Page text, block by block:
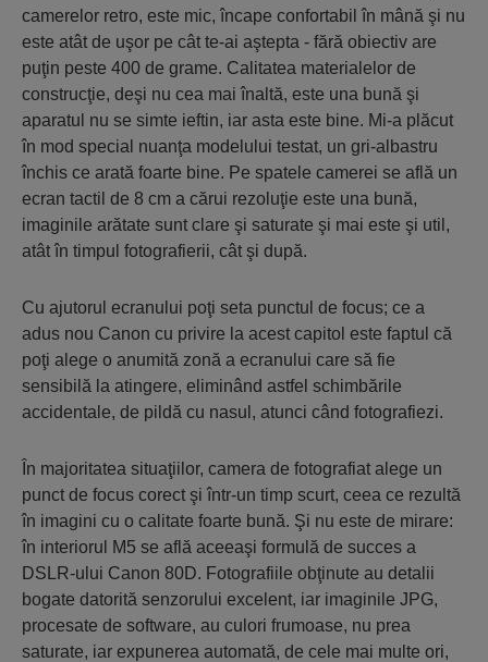
camerelor retro, este mic, încape confortabil în mână şi nu
este atât de uşor pe cât te-ai aştepta - fără obiectiv are
puţin peste 400 de grame. Calitatea materialelor de
construcţie, deşi nu cea mai înaltă, este una bună şi
aparatul nu se simte ieftin, iar asta este bine. Mi-a plăcut
în mod special nuanţa modelului testat, un gri-albastru
închis ce arată foarte bine. Pe spatele camerei se află un
ecran tactil de 8 cm a cărui rezoluţie este una bună,
imaginile arătate sunt clare şi saturate şi mai este şi util,
atât în timpul fotografierii, cât şi după.
Cu ajutorul ecranului poţi seta punctul de focus; ce a
adus nou Canon cu privire la acest capitol este faptul că
poţi alege o anumită zonă a ecranului care să fie
sensibilă la atingere, eliminând astfel schimbările
accidentale, de pildă cu nasul, atunci când fotografiezi.
În majoritatea situaţiilor, camera de fotografiat alege un
punct de focus corect şi într-un timp scurt, ceea ce rezultă
în imagini cu o calitate foarte bună. Şi nu este de mirare:
în interiorul M5 se află aceeaşi formulă de succes a
DSLR-ului Canon 80D. Fotografiile obţinute au detalii
bogate datorită senzorului excelent, iar imaginile JPG,
procesate de software, au culori frumoase, nu prea
saturate, iar expunerea automată, de cele mai multe ori,